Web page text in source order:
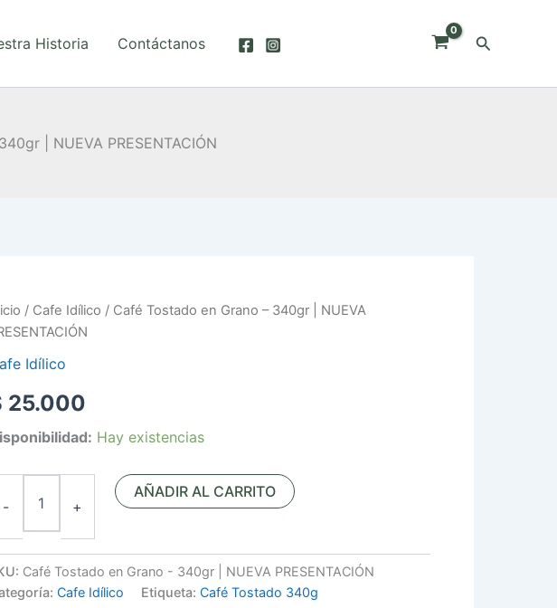
Historia Contáctanos Buscar
| NUEVA PRESENTACIÓN
/ Cafe Idílico / Café Tostado en Grano – 340gr | NUEVA
Idílico
25.000
Hay existencias
- +
AÑADIR AL CARRITO
Café Tostado en Grano - 340gr | NUEVA PRESENTACIÓN
Cafe Idílico Etiqueta: Café Tostado 340g